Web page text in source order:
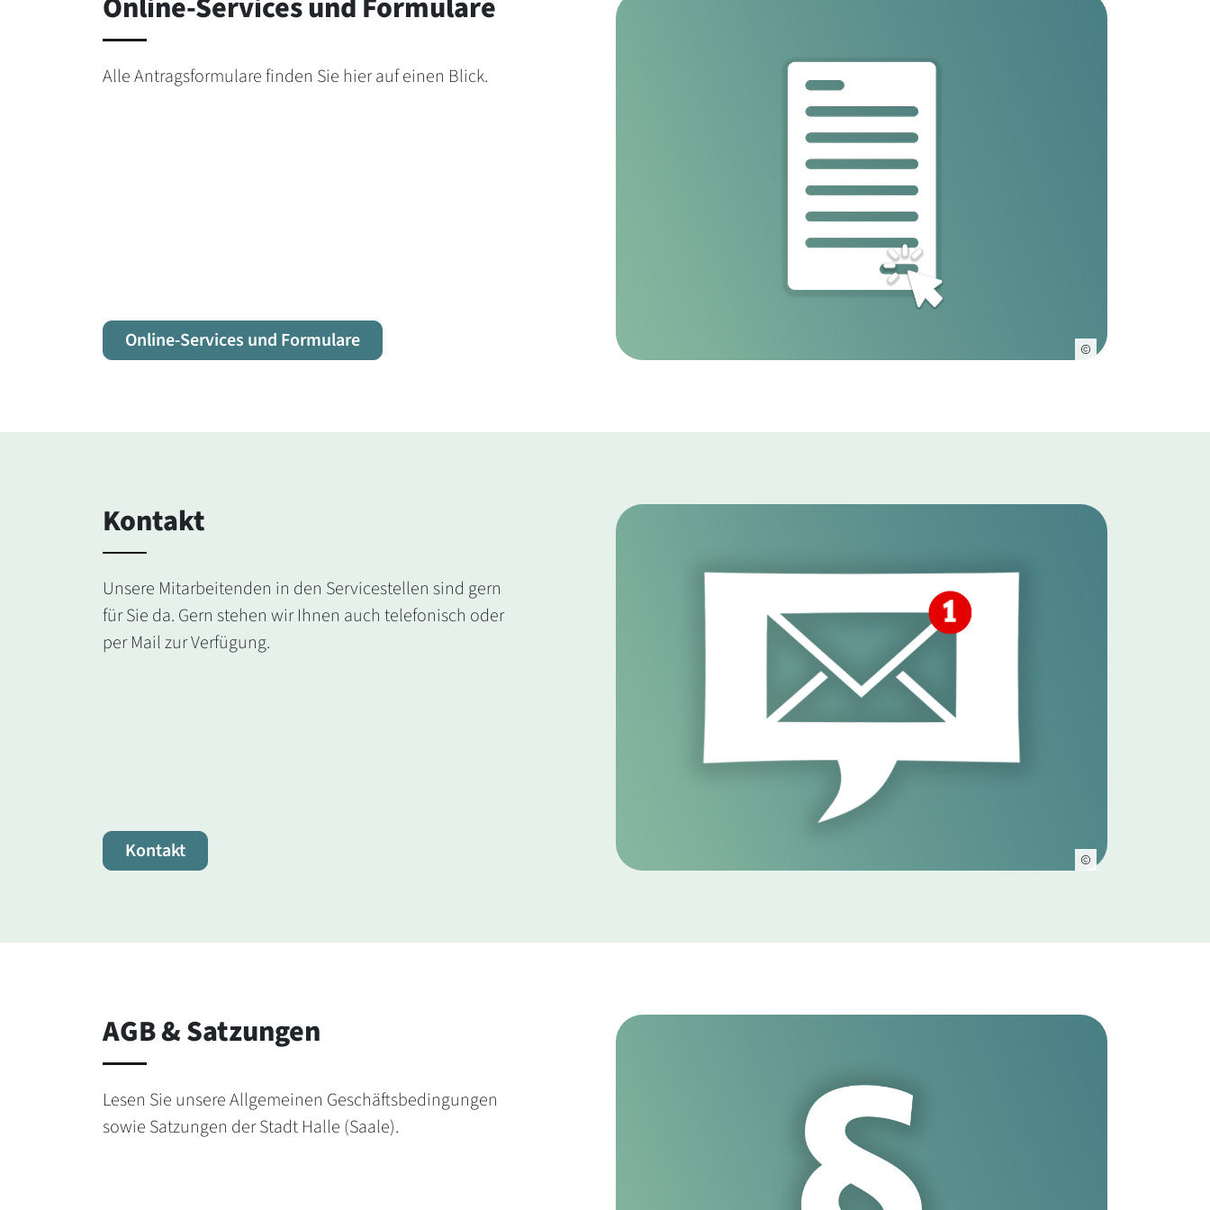
Alle Antragsformulare finden Sie hier auf einen Blick.
Online-Services und Formulare
Kontakt
Unsere Mitarbeitenden in den Servicestellen sind gern
für Sie da. Gern stehen wir Ihnen auch telefonisch oder
per Mail zur Verfügung.
Kontakt
AGB & Satzungen
Lesen Sie unsere Allgemeinen Geschäftsbedingungen
sowie Satzungen der Stadt Halle (Saale).